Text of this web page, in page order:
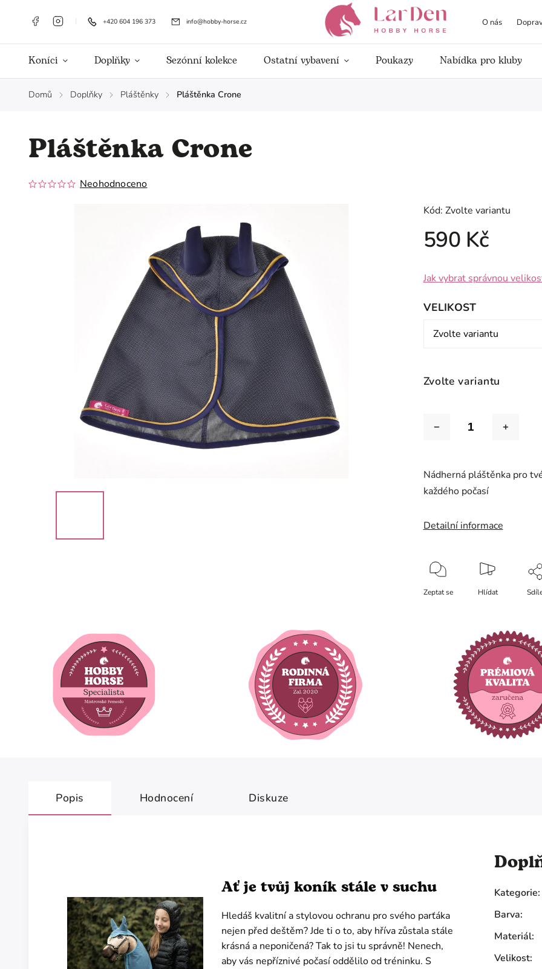
+420 604 196 373 info@hobby-horse.cz O nás
Koníci Doplňky Sezónní kolekce Ostatní vybavení Poukazy Nabídka pro kluby
Domů / Doplňky / Pláštěnky / Pláštěnka Crone
Pláštěnka Crone
Neohodnoceno
Kód: Zvolte variantu
590 Kč
Zvolte variantu
Jak vybrat správnou
VELIKOST
Nádherná pláštěnka pro
každého počasí
Detailní informace
Zeptat se Hlídat
Popis Hodnocení Diskuze
Ať je tvůj koník stále v suchu
Hledáš kvalitní a stylovou ochranu pro svého parťáka
nejen před deštěm? Jde ti o to, aby hříva zůstala stále
krásná a neponičená? Tak to jsi tu správně! Nenech,
aby vás nepříznivé počasí oddělilo od tréninku. S
Kategorie:
Barva:
Materiál:
Velikost: